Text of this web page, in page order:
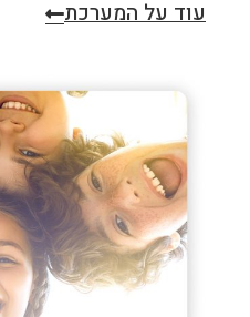
עוד על המערכת